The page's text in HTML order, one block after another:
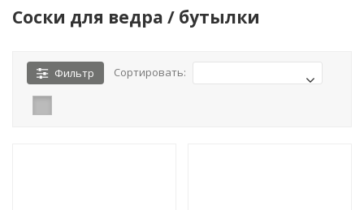
Соски для ведра / бутылки
Фильтр Сортировать: